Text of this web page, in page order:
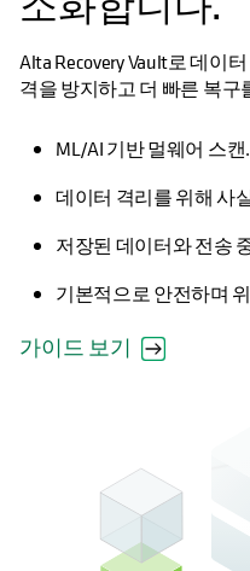
Alta Recovery Vault로 데이
격을 방지하고 더 빠른 복구
ML/AI 기반 멀웨어 스캔.
데이터 격리를 위해 사
저장된 데이터와 전송
기본적으로 안전하며
가이드 보기